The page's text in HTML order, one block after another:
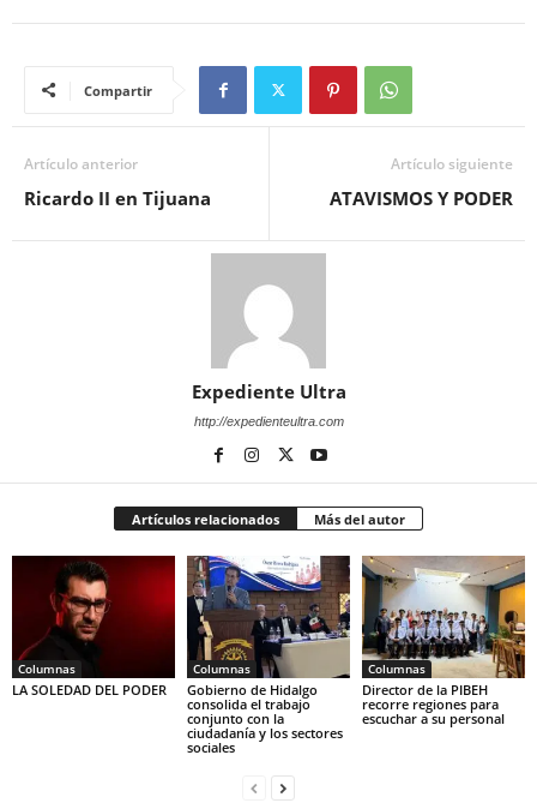
Compartir
Artículo anterior
Ricardo II en Tijuana
Artículo siguiente
ATAVISMOS Y PODER
Expediente Ultra
http://expedienteultra.com
Artículos relacionados Más del autor
Columnas
LA SOLEDAD DEL PODER
Columnas
Gobierno de Hidalgo
consolida el trabajo
conjunto con la
ciudadanía y los sectores
sociales
Columnas
Director de la PIBEH
recorre regiones para
escuchar a su personal